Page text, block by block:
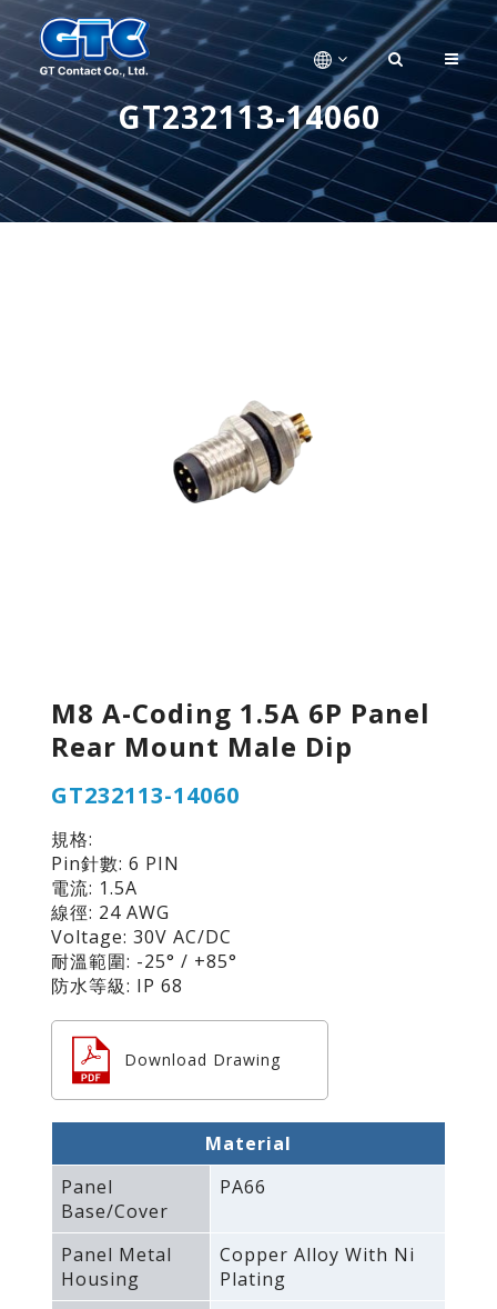
GT232113-14060
M8 A-Coding 1.5A 6P Panel
Rear Mount Male Dip
GT232113-14060
規格:
Pin針數: 6 PIN
電流: 1.5A
線徑: 24 AWG
Voltage: 30V AC/DC
耐溫範圍: -25° / +85°
防水等級: IP 68
Download Drawing
Material
Panel
Base/Cover
PA66
Panel Metal
Housing
Copper Alloy With Ni
Plating